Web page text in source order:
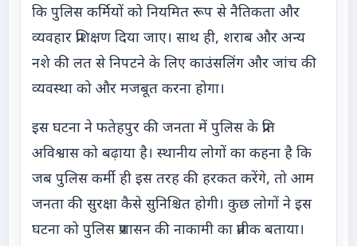
कि पुलिस कर्मियों को नियमित रूप से नैतिकता और
व्यवहार प्रशिक्षण दिया जाए। साथ ही, शराब और अन्य
नशे की लत से निपटने के लिए काउंसलिंग और जांच की
व्यवस्था को और मजबूत करना होगा।
इस घटना ने फतेहपुर की जनता में पुलिस के प्रति
अविश्वास को बढ़ाया है। स्थानीय लोगों का कहना है कि
जब पुलिस कर्मी ही इस तरह की हरकत करेंगे, तो आम
जनता की सुरक्षा कैसे सुनिश्चित होगी। कुछ लोगों ने इस
घटना को पुलिस प्रशासन की नाकामी का प्रतीक बताया।